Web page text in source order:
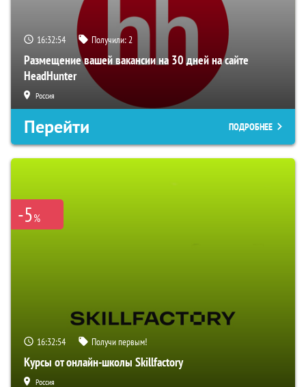
16:32:53 Получили:2
Размещение вашей вакансии на 30 дней на сайте
HeadHunter
Россия
Перейти ПОДРОБНЕЕ
-5%
16:32:53 Получи первым!
Курсы от онлайн-школы Skillfactory
Россия